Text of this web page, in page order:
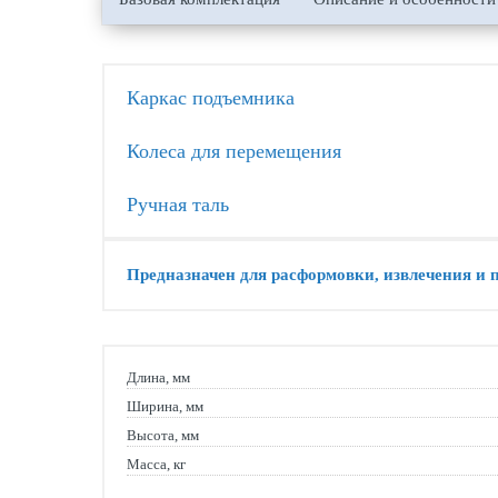
Каркас подъемника
Колеса для перемещения
Ручная таль
Предназначен для расформовки, извлечения
Длина, мм
Ширина, мм
Высота, мм
Масса, кг